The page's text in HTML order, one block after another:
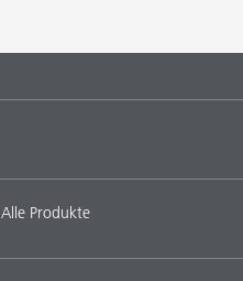
Alle Produkte